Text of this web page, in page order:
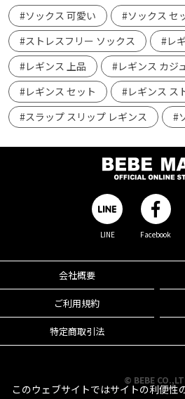
#ソックス 可愛い
#ソックス セ
#ストレスフリー ソックス
#レ
#レギンス 上品
#レギンス カジ
#レギンス セット
#レギンス ス
#スラップ スリップ レギンス
#
LINE Facebook
会社概要
ご利用規約
特定商取引法
© BEBE
このウェブサイトではサイトの利便性